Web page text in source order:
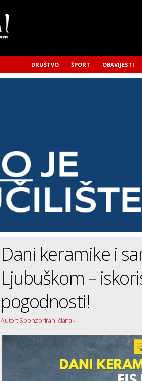
DRUŠTVO ŠPORT OBAVIJESTI
Dani keramike i
Ljubuškom –
pogodnosti!
Autor: Sponzorirani članak